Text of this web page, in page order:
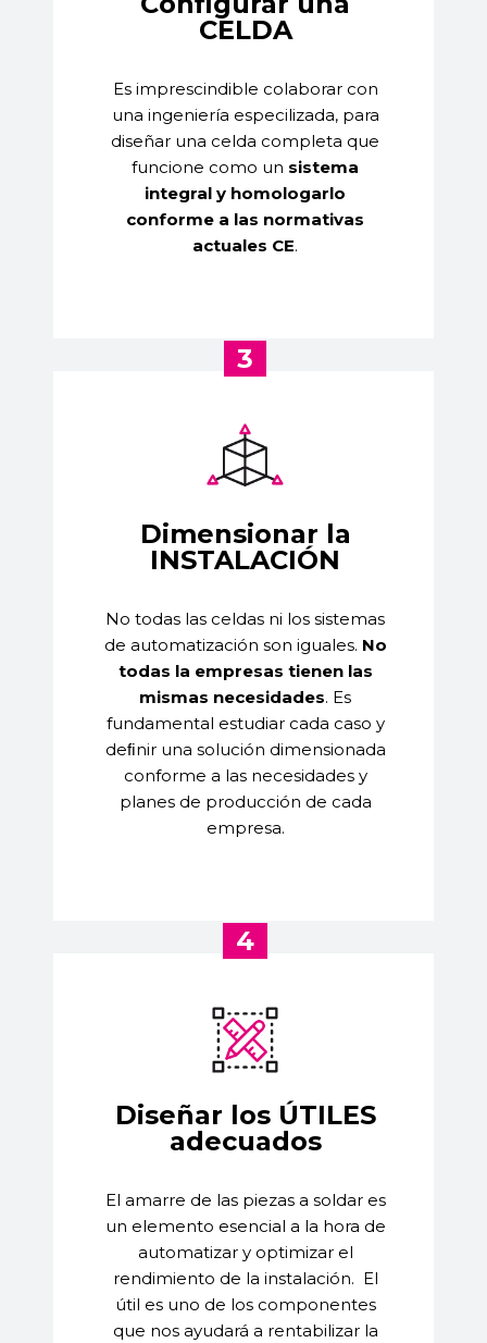
CELDA
Es imprescindible colaborar con
una ingeniería especilizada, para
diseñar una celda completa que
funcione como un sistema
integral y homologarlo
conforme a las normativas
actuales CE.
3
Dimensionar la
INSTALACIÓN
No todas las celdas ni los sistemas
de automatización son iguales. No
todas la empresas tienen las
mismas necesidades. Es
fundamental estudiar cada caso y
deﬁnir una solución dimensionada
conforme a las necesidades y
planes de producción de cada
empresa.
4
Diseñar los ÚTILES
adecuados
El amarre de las piezas a soldar es
un elemento esencial a la hora de
automatizar y optimizar el
rendimiento de la instalación. El
útil es uno de los componentes
que nos ayudará a rentabilizar la